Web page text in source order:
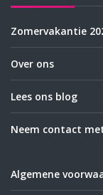
Zomervakantie
Over ons
Lees ons blog
Neem contact
Algemene